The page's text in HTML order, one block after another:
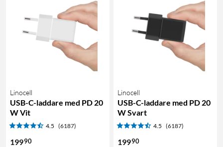
Linocell
USB-C-laddare med PD 20
W Vit
4.5 (6187)
19990
Linocell
USB-C-laddare med PD 20
W Svart
4.5 (6187)
19990